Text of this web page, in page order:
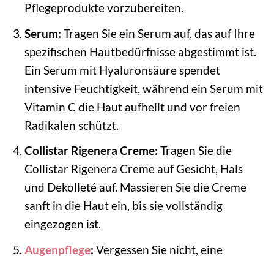
Pflegeprodukte vorzubereiten.
Serum: Tragen Sie ein Serum auf, das auf Ihre
spezifischen Hautbedürfnisse abgestimmt ist.
Ein Serum mit Hyaluronsäure spendet
intensive Feuchtigkeit, während ein Serum mit
Vitamin C die Haut aufhellt und vor freien
Radikalen schützt.
Collistar Rigenera Creme: Tragen Sie die
Collistar Rigenera Creme auf Gesicht, Hals
und Dekolleté auf. Massieren Sie die Creme
sanft in die Haut ein, bis sie vollständig
eingezogen ist.
Augenpflege: Vergessen Sie nicht, eine